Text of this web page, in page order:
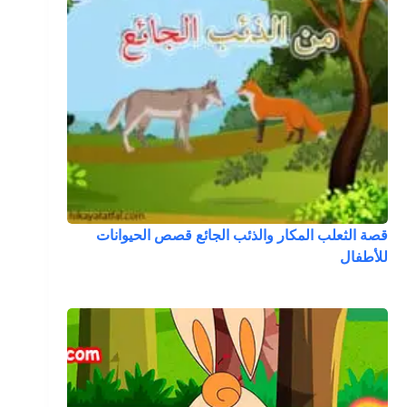
قصة الثعلب المكار والذئب الجائع قصص الحيوانات
للأطفال